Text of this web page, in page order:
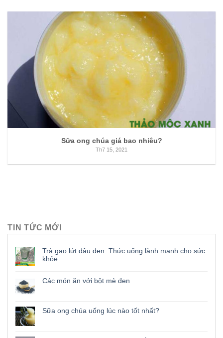
Sữa ong chúa giá bao nhiêu?
Th7 15, 2021
TIN TỨC MỚI
Trà gạo lứt đậu đen: Thức uống lành mạnh cho sức
khỏe
Các món ăn với bột mè đen
Sữa ong chúa uống lúc nào tốt nhất?